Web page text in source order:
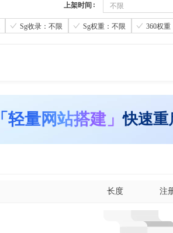
上架时间 不限
Sg收录：不限 Sg权重：不限 360权重
「轻量网站搭建」快速重
长度 注